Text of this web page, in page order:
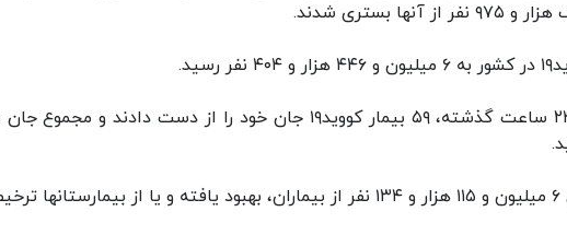
بستری شدند.